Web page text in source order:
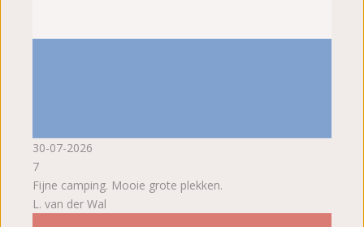
30-07-2026
7
Fijne camping. Mooie grote plekken.
L. van der Wal